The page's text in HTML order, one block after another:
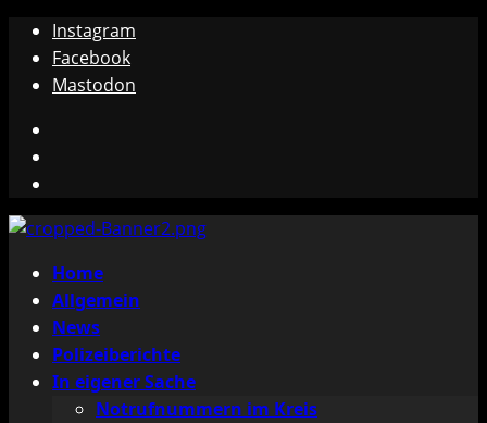
Zum
Inhalt
springen
Instagram
Facebook
Mastodon
Primäres
Menü
Home
Allgemein
News
Polizeiberichte
In eigener Sache
Notrufnummern im Kreis